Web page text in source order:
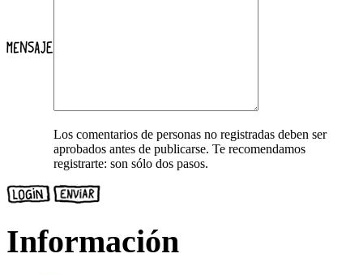
Los comentarios de personas no registradas deben ser
aprobados antes de publicarse. Te recomendamos
registrarte: son sólo dos pasos.
Información